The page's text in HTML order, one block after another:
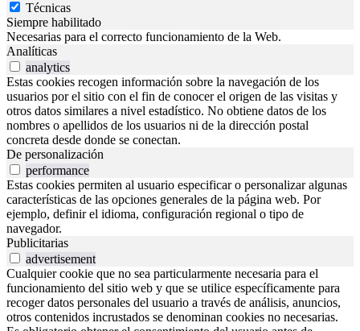
Técnicas
Siempre habilitado
Necesarias para el correcto funcionamiento de la Web.
Analíticas
analytics
Estas cookies recogen información sobre la navegación de los
usuarios por el sitio con el fin de conocer el origen de las visitas y
otros datos similares a nivel estadístico. No obtiene datos de los
nombres o apellidos de los usuarios ni de la dirección postal
concreta desde donde se conectan.
De personalización
performance
Estas cookies permiten al usuario especificar o personalizar algunas
características de las opciones generales de la página web. Por
ejemplo, definir el idioma, configuración regional o tipo de
navegador.
Publicitarias
advertisement
Cualquier cookie que no sea particularmente necesaria para el
funcionamiento del sitio web y que se utilice específicamente para
recoger datos personales del usuario a través de análisis, anuncios,
otros contenidos incrustados se denominan cookies no necesarias.